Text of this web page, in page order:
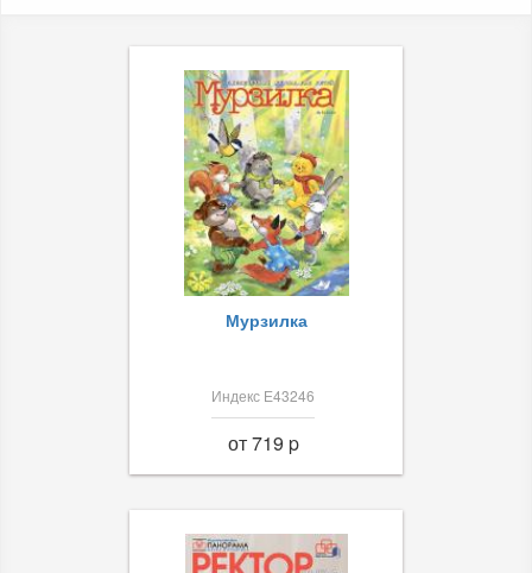
Мурзилка
Индекс Е43246
от 719 p